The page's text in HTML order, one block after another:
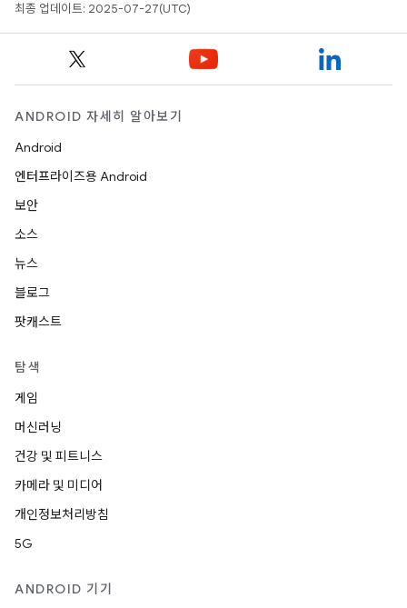
최종 업데이트: 2025-07-27(UTC)
ANDROID 자세히 알아보기
Android
엔터프라이즈용 Android
보안
소스
뉴스
블로그
팟캐스트
탐색
게임
머신러닝
건강 및 피트니스
카메라 및 미디어
개인정보처리방침
5G
ANDROID 기기